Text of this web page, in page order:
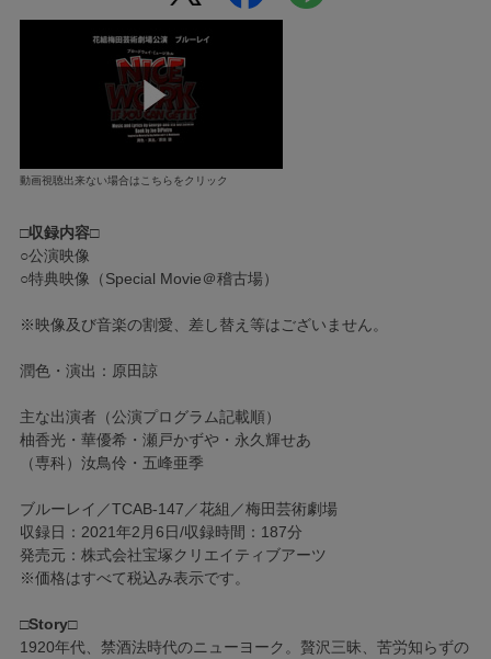
動画視聴出来ない場合はこちらをクリック
□収録内容□
○公演映像
○特典映像（Special Movie＠稽古場）
※映像及び音楽の割愛、差し替え等はございません。
潤色・演出：原田諒
主な出演者（公演プログラム記載順）
柚香光・華優希・瀬戸かずや・永久輝せあ
（専科）汝鳥伶・五峰亜季
ブルーレイ／TCAB-147／花組／梅田芸術劇場
収録日：2021年2月6日/収録時間：187分
発売元：株式会社宝塚クリエイティブアーツ
※価格はすべて税込み表示です。
□Story□
1920年代、禁酒法時代のニューヨーク。贅沢三昧、苦労知らずの